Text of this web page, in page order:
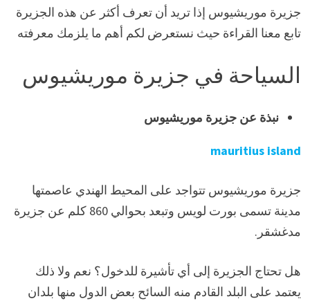
جزيرة موريشيوس إذا تريد أن تعرف أكثر عن هذه الجزيرة
تابع معنا القراءة حيث نستعرض لكم أهم ما يلزمك معرفته
السياحة في جزيرة موريشيوس
نبذة عن جزيرة موريشيوس
mauritius island
جزيرة موريشيوس تتواجد على المحيط الهندي عاصمتها
مدينة تسمى بورت لويس وتبعد بحوالي 860 كلم عن جزيرة
مدغشقر.
هل تحتاج الجزيرة إلى أي تأشيرة للدخول؟ نعم ولا ذلك
يعتمد على البلد القادم منه السائح بعض الدول منها بلدان